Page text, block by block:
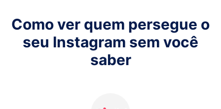
Como ver quem persegue o
seu Instagram sem você
saber